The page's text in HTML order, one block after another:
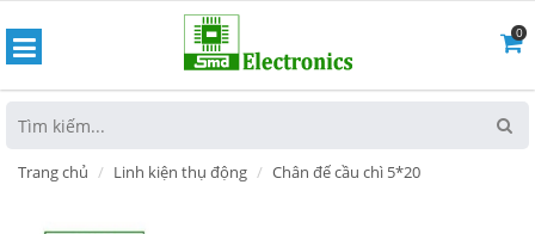
0
Trang chủ Linh kiện thụ động Chân đế cầu chì 5*20